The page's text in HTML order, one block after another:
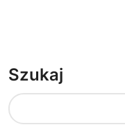
Szukaj